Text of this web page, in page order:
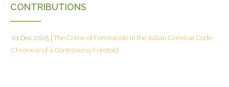
CONTRIBUTIONS
01 Dec 2025 The Crime of Feminicide in the Italian Criminal Code:
Chronicle of a Controversy Foretold